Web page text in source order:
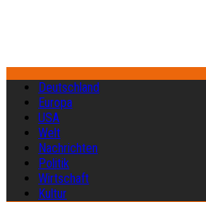
Deutschland
Europa
USA
Welt
Nachrichten
Politik
Wirtschaft
Kultur